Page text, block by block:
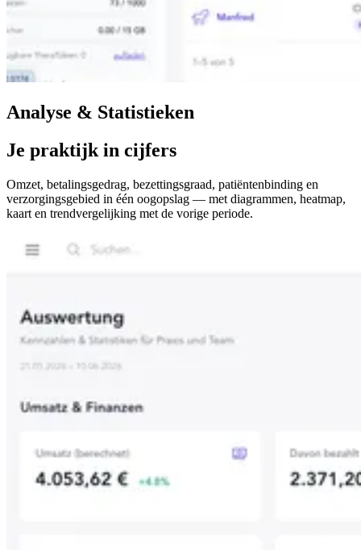
Analyse & Statistieken
Je praktijk in cijfers
Omzet, betalingsgedrag, bezettingsgraad, patiëntenbinding en
verzorgingsgebied in één oogopslag — met diagrammen, heatmap,
kaart en trendvergelijking met de vorige periode.